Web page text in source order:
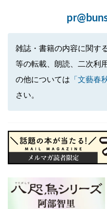
雑誌・書籍の内容に関す
等の転載、朗読、二次利
の他については 「文藝春
さい。